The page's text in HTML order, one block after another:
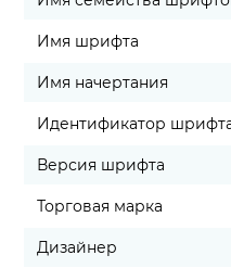
Имя шрифта
Имя начертания
Идентификатор
Версия шрифта
Торговая марка
Дизайнер